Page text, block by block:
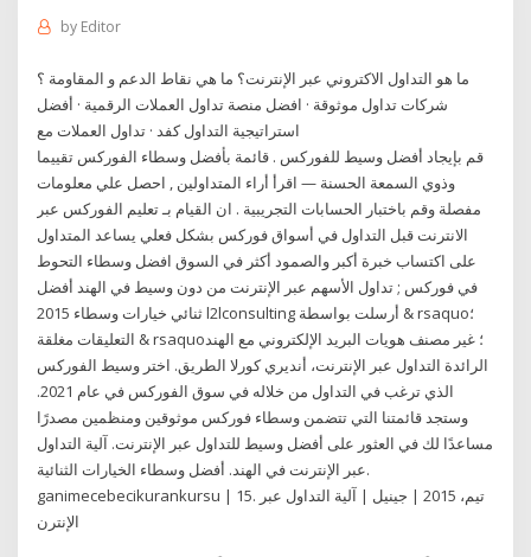
by Editor
ما هو التداول الاكتروني عبر الإنترنت؟ ما هي نقاط الدعم و المقاومة ؟
شركات تداول موثوقة · افضل منصة تداول العملات الرقمية · أفضل
قم بإيجاد أفضل وسيط للفوركس . قائمة بأفضل وسطاء الفوركس تقييما
وذوي السمعة الحسنة — اقرأ أراء المتداولين , احصل علي معلومات
مفصلة وقم باختبار الحسابات التجريبية . ان القيام بـ تعليم الفوركس عبر
الانترنت قبل التداول في أسواق فوركس بشكل فعلي يساعد المتداول
على اكتساب خبرة أكبر والصمود أكثر في السوق افضل وسطاء التحوط
في فوركس ; تداول الأسهم عبر الإنترنت من دون وسيط في الهند أفضل
ثنائي خيارات وسطاء 2015 l2lconsulting أرسلت بواسطة & rsaquo؛
التعليقات مغلقة & rsaquo؛ غير مصنف هويات البريد الإلكتروني مع الهند
الرائدة التداول عبر الإنترنت، أنديري كورلا الطريق. اختر وسيط الفوركس
الذي ترغب في التداول من خلاله في سوق الفوركس في عام 2021.
وستجد قائمتنا التي تتضمن وسطاء فوركس موثوقين ومنظمين مصدرًا
مساعدًا لك في العثور على أفضل وسيط للتداول عبر الإنترنت. آلية التداول
عبر الإنترنت في الهند. أفضل وسطاء الخيارات الثنائية.
ganimecebecikurankursu | 15. تيم، 2015 | جينيل | آلية التداول عبر
الإنترن